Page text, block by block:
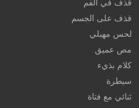
قذف في الفم
قذف على الجسم
لحس مهبلي
مص عميق
كلام بذيء
سيطرة
ثنائي مع فتاة